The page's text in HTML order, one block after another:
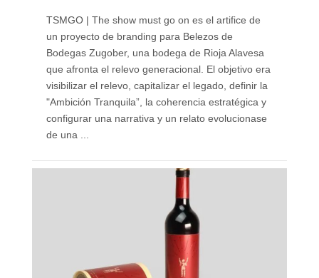
TSMGO | The show must go on es el artifice de
un proyecto de branding para Belezos de
Bodegas Zugober, una bodega de Rioja Alavesa
que afronta el relevo generacional. El objetivo era
visibilizar el relevo, capitalizar el legado, definir la
"Ambición Tranquila”, la coherencia estratégica y
configurar una narrativa y un relato evolucionase
de una ...